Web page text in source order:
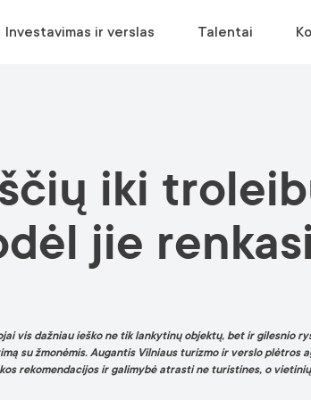
Muziejai ir galerijos
Pramogos
Panoramos
Parkai
Investavimas ir verslas
Verslo aplinka
Statistika
Talentai
Įsikurti Vilniuje
Relokacijos gidas
Nemokama konsultacija
Vietų paieška
Paslaugų paieška
Įvaizdinė medžiaga
iki
jie
vis dažniau ieško ne tik lankytinų objektų, bet ir gilesnio
su žmonėmis. Augantis Vilniaus turizmo ir verslo
rekomendacijos ir galimybė atrasti ne turistines, o